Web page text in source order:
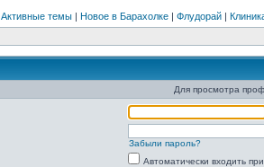
Активные темы | Новое в Барахолке | Флудорай |
Для просмотра
Забыли пароль?
Автоматически входить